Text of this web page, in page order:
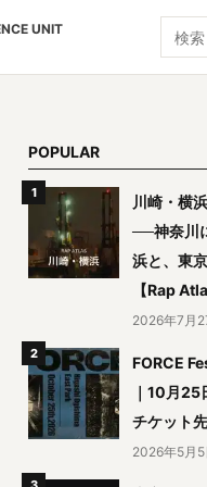
UNIT
検索
POPULAR
川崎・横
──神奈川
浜と、東
【Rap
2026年7月
FORCE
｜10月25
チケット
2026年5月5